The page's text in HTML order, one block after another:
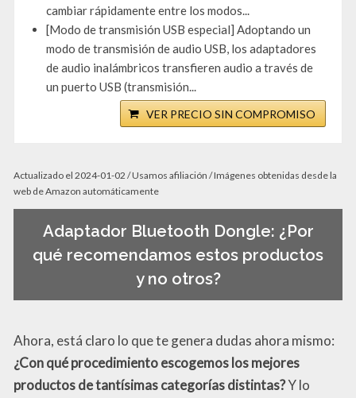
cambiar rápidamente entre los modos...
[Modo de transmisión USB especial] Adoptando un
modo de transmisión de audio USB, los adaptadores
de audio inalámbricos transfieren audio a través de
un puerto USB (transmisión...
VER PRECIO SIN COMPROMISO
Actualizado el 2024-01-02 / Usamos afiliación / Imágenes obtenidas desde la
web de Amazon automáticamente
Adaptador Bluetooth Dongle: ¿Por
qué recomendamos estos productos
y no otros?
Ahora, está claro lo que te genera dudas ahora mismo:
¿Con qué procedimiento escogemos los mejores
productos de tantísimas categorías distintas?Y lo